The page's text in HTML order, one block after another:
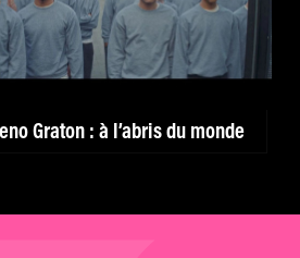
Graton : à l’abris du monde